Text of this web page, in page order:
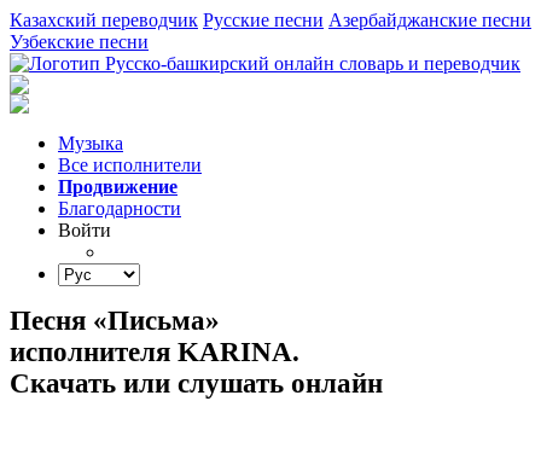
Казахский переводчик Русские песни Азербайджанские песни
Узбекские песни
Музыка
Все исполнители
Продвижение
Благодарности
Войти
Песня «Письма»
исполнителя KARINA.
Скачать или слушать онлайн